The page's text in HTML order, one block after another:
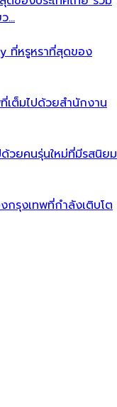
…
ที่หรูหราที่สุดของ
เต็มไปด้วยสำนักงาน
วยคนรุ่นใหม่ที่มีรสนิยม
กรุงเทพที่กำลังเติบโต